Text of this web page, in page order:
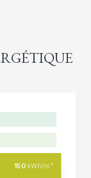
150 kWh/m²